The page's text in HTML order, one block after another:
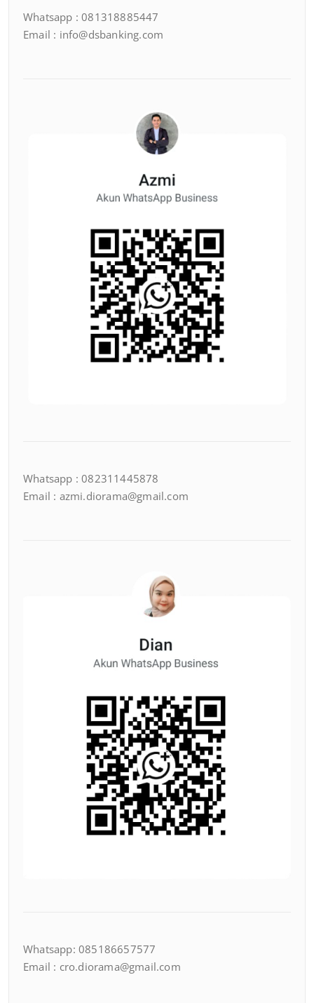
Whatsapp : 081318885447
Email : info@dsbanking.com
Whatsapp : 082311445878
Email : azmi.diorama@gmail.com
Whatsapp: 085186657577
Email : cro.diorama@gmail.com